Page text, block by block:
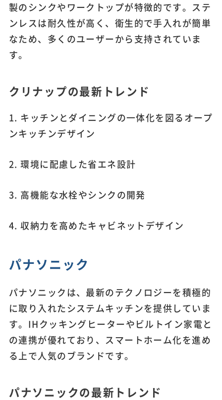
製のシンクやワークトップが特徴的です。ステ
ンレスは耐久性が高く、衛生的で手入れが簡単
なため、多くのユーザーから支持されていま
す。
クリナップの最新トレンド
1. キッチンとダイニングの一体化を図るオープ
ンキッチンデザイン
2. 環境に配慮した省エネ設計
3. 高機能な水栓やシンクの開発
4. 収納力を高めたキャビネットデザイン
パナソニック
パナソニックは、最新のテクノロジーを積極的
に取り入れたシステムキッチンを提供していま
す。IHクッキングヒーターやビルトイン家電と
の連携が優れており、スマートホーム化を進め
る上で人気のブランドです。
パナソニックの最新トレンド